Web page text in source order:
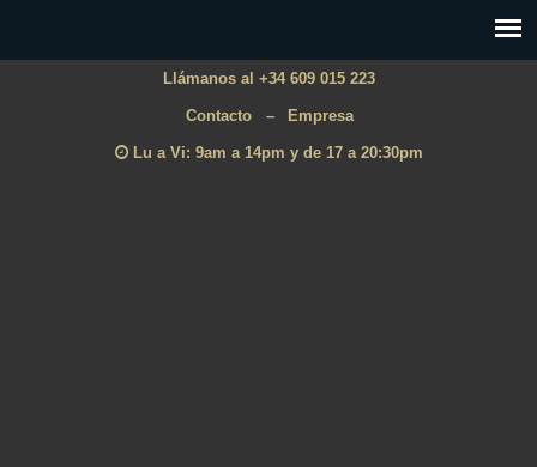
Llámanos al +34 609 015 223
Contacto – Empresa
Lu a Vi: 9am a 14pm y de 17 a 20:30pm